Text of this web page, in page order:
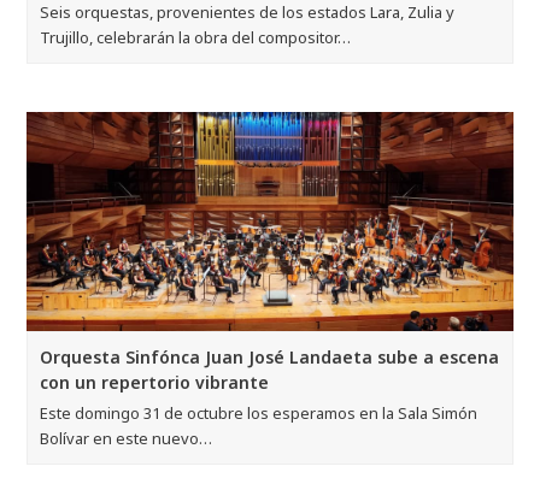
Seis orquestas, provenientes de los estados Lara, Zulia y
Trujillo, celebrarán la obra del compositor…
Orquesta Sinfónca Juan José Landaeta sube a escena
con un repertorio vibrante
Este domingo 31 de octubre los esperamos en la Sala Simón
Bolívar en este nuevo…